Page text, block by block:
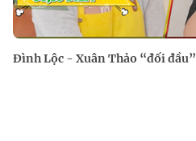
Đình Lộc - Xuân Thảo “đối đầu”